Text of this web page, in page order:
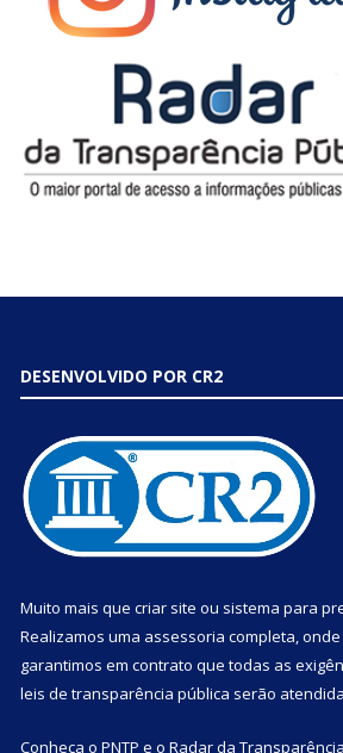
DESENVOLVIDO POR CR2
Muito mais que criar site ou sistema para
Realizamos uma assessoria completa, onde
garantimos em contrato que todas as
leis de transparência pública serão
Conheça o PNTP e o Radar da